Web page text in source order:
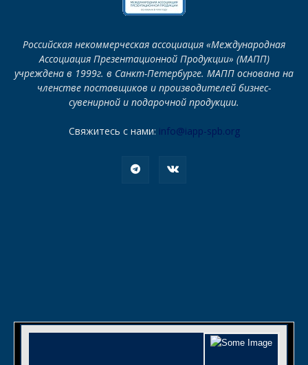
Российская некоммерческая ассоциация «Международная
Ассоциация Презентационной Продукции» (МАПП)
учреждена в 1999г. в Санкт-Петербурге. МАПП основана на
членстве поставщиков и производителей бизнес-
сувенирной и подарочной продукции.
Свяжитесь с нами: info@iapp-spb.org